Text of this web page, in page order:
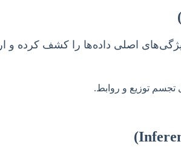
تجسم توزیع و روابط.